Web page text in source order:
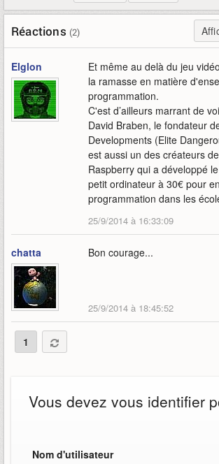
Réactions (2)
Elglon
Et même au delà du jeu
la ramasse en matière
programmation.
C'est d’ailleurs marrant de
David Braben, le fondateur
Developments (Elite
est aussi un des créateurs
Raspberry qui a développé
petit ordinateur à 30€ pour
programmation dans les
25/9/2014 à 16:33:09
chatta Bon courage...
25/9/2014 à 18:45:52
1
Vous devez vous identifier
Nom d'utilisateur